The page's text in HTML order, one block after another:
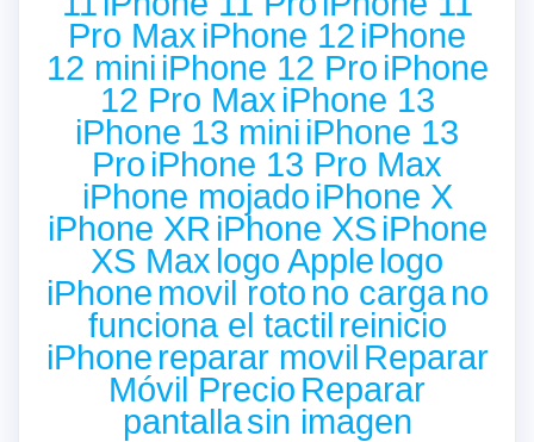
Pro Max iPhone 12 iPhone
12 mini iPhone 12 Pro iPhone
12 Pro Max iPhone 13
iPhone 13 mini iPhone 13
Pro iPhone 13 Pro Max
iPhone mojado iPhone X
iPhone XR iPhone XS iPhone
XS Max logo Apple logo
iPhone movil rotono cargano
funciona el tactil reinicio
iPhone reparar movil Reparar
Móvil Precio Reparar
pantallasin imagen